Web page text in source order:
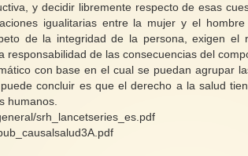
y decidir libremente respecto de esas
igualitarias entre la mujer y el
de la integridad de la persona, exigen el
de las consecuencias del
con base en el cual se puedan agrupar
concluir es que el derecho a la salud
humanos.
srh_lancetseries_es.pdf